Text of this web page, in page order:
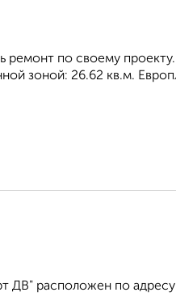
ремонт по своему
зоной: 26.62 кв.м.
расположен по